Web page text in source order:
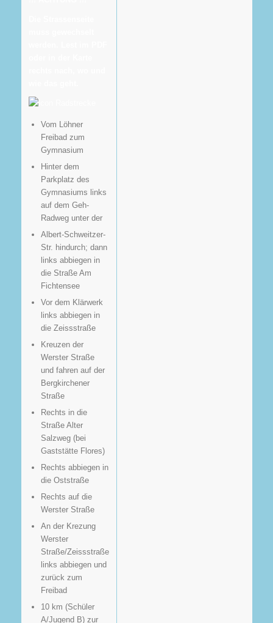
Vom Löhner
Freibad zum
Gymnasium
Hinter dem
Parkplatz des
Gymnasiums links
auf dem Geh-
Radweg unter der
Albert-Schweitzer-
Str. hindurch; dann
links abbiegen in
die Straße Am
Fichtensee
Vor dem Klärwerk
links abbiegen in
die Zeissstraße
Kreuzen der
Werster Straße
und fahren auf der
Bergkirchener
Straße
Rechts in die
Straße Alter
Salzweg (bei
Gaststätte Flores)
Rechts abbiegen in
die Oststraße
Rechts auf die
Werster Straße
An der Krezung
Werster
Straße/Zeissstraße
links abbiegen und
zurück zum
Freibad
10 km (Schüler
A/Jugend B) zur